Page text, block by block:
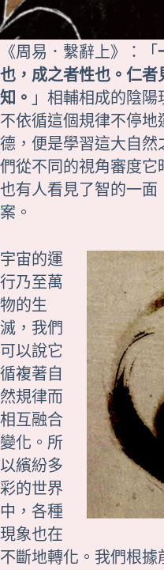
《周易．繫辭上》：「
也，成之者性也。仁
知。 」相輔相成的陰
不依循這個規律不停
德，便是學習這大自
們從不同的視角審度它
也有人看見了智的一面
案。
宇宙的運
行乃至萬
物的生
滅，我們
可以說它
循複著自
然規律而
相互融合
變化。所
以繽紛多
彩的世界
中，各種
現象也在
不斷地轉化。我們根